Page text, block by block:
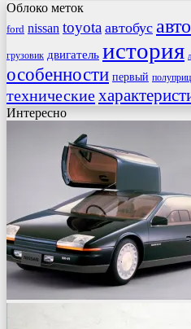
Облоко меток
ford nissan toyota автобус
грузовик двигатель история
особенности первый
технические
Интересно